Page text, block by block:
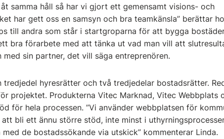
samma håll så har vi gjort ett gemensamt visions- och
har gett oss en samsyn och bra teamkänsla” berättar
till andra som står i startgroparna för att bygga
bra förarbete med att tänka ut vad man vill att
sin partner, det vill säga entreprenören.
hyresrätter och två tredjedelar bostadsrätter.
projektet. Produkterna Vitec Marknad, Vitec Webbplats
för hela processen. ”Vi använder webbplatsen för
bli ett ännu större stöd, inte minst i
de bostadssökande via utskick” kommenterar Linda.